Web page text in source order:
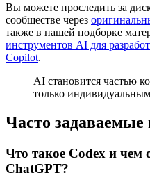
Вы можете проследить за
сообществе через
также в нашей подборке
инструментов AI для
Copilot.
AI становится частью
только
Часто задаваемые
Что такое Codex и чем
ChatGPT?